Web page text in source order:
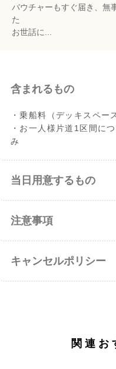
バウチャーもすぐ届き、無
た
お世話に...
含まれるもの
・乗船料（デッキスペー
・お一人様片道1区間に
み
当日用意するもの
注意事項
キャンセルポリシー
関連お